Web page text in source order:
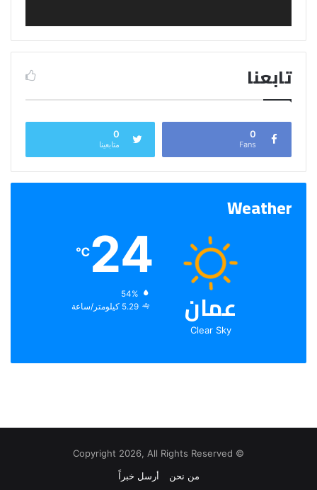
تابعنا
0
Fans
0
متابعينا
Weather
عمان
Clear Sky
24
℃
الرطوبة:
الرياح:5.29 كيلومتر/ساعة
© Copyright 2026, All Rights Reserved
من نحن
أرسل خبراً